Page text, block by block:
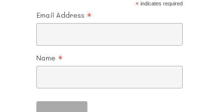
*indicates required
Email Address *
Name *